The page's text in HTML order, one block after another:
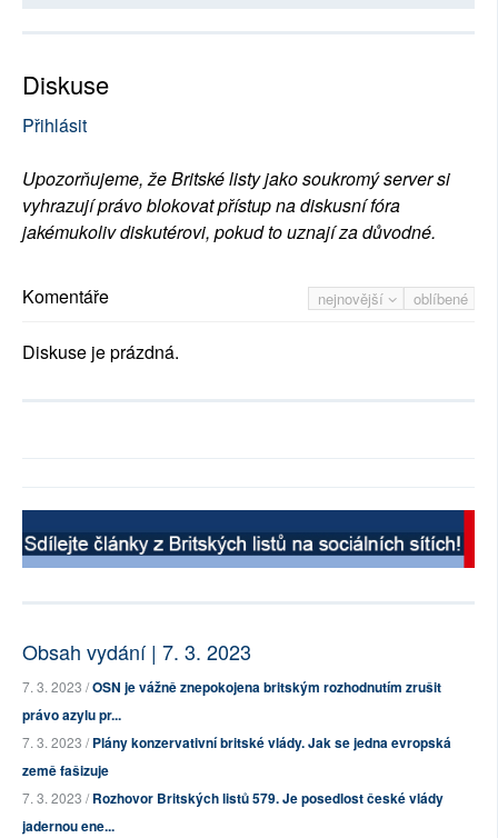
Diskuse
Přihlásit
Upozorňujeme, že Britské listy jako soukromý server si
vyhrazují právo blokovat přístup na diskusní fóra
jakémukoliv diskutérovi, pokud to uznají za důvodné.
nejnovější oblíbené
Komentáře
Diskuse je prázdná.
Obsah vydání | 7. 3. 2023
7. 3. 2023 /OSN je vážně znepokojena britským rozhodnutím zrušit
právo azylu pr...
7. 3. 2023 /Plány konzervativní britské vlády. Jak se jedna evropská
země fašizuje
7. 3. 2023 /Rozhovor Britských listů 579. Je posedlost české vlády
jadernou ene...